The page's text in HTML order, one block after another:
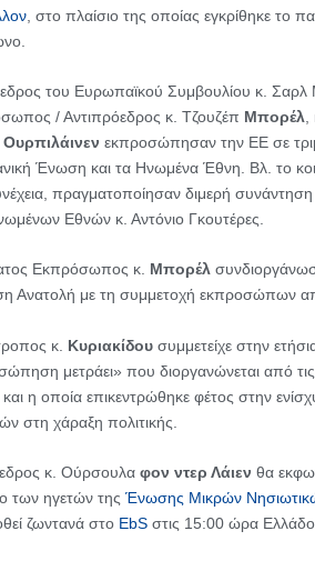
, στο πλαίσιο της οποίας εγκρίθηκε το
του Ευρωπαϊκού Συμβουλίου κ. Σαρλ
/ Αντιπρόεδρος κ. Τζουζέπ Μπορέλ
Ουρπιλάινεν εκπροσώπησαν την ΕΕ σε
Ένωση και τα Ηνωμένα Έθνη. Βλ. το
πραγματοποίησαν διμερή
Εθνών κ. Αντόνιο Γκουτέρες.
Εκπρόσωπος κ. Μπορέλ
Ανατολή με τη συμμετοχή εκπροσώπων
κ. Κυριακίδουσυμμετείχε στην
μετράει» που διοργανώνεται από τις
και η οποία επικεντρώθηκε φέτος στην
στη χάραξη πολιτικής.
κ. Ούρσουλαφον ντερ Λάιεν θα
των ηγετών της Ένωσης Μικρών
ζωντανά στο EbSστις 15:00 ώρα